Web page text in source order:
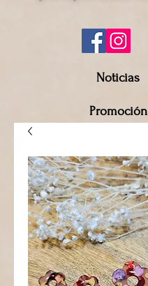
Noticias
Promoción